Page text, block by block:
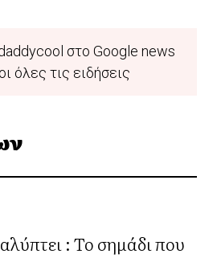
στο Google news
όλες τις ειδήσεις
: Το σημάδι που